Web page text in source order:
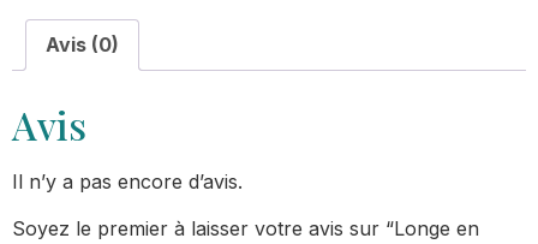
Avis (0)
Avis
Il n’y a pas encore d’avis.
Soyez le premier à laisser votre avis sur “Longe en